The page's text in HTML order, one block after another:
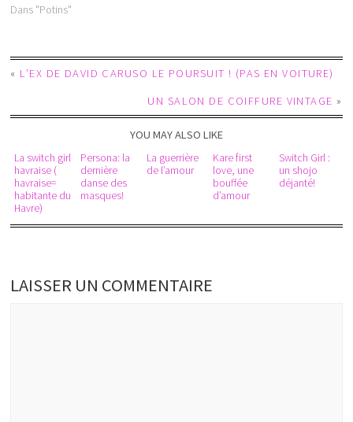
Dans "Potins"
« L’EX DE DAVID CARUSO LE POURSUIT ! (PAS EN VOITURE)
UN SALON DE COIFFURE VINTAGE »
YOU MAY ALSO LIKE
La switch girl
havraise (
havraise=
habitante du
Havre)
Persona: la
dernière
danse des
masques!
La guerrière
de l’amour
Kare first
love, une
bouffée
d’amour
Switch Girl :
un shojo
déjanté!
LAISSER UN COMMENTAIRE